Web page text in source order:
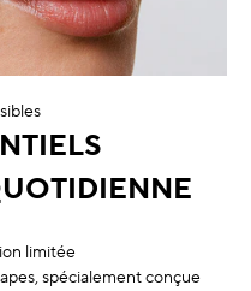
limitée
spécialement conçue